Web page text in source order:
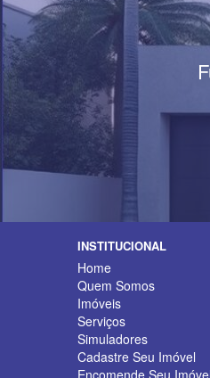
INSTITUCIONAL
Home
Quem Somos
Imóveis